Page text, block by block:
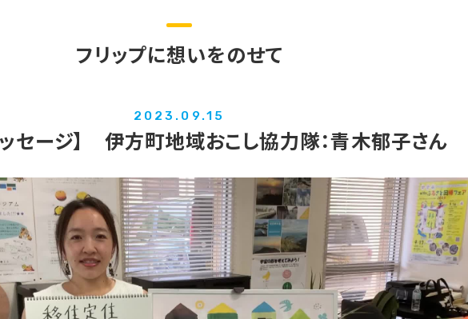
フリップに想いをのせて
2023.09.15
セージ】 伊方町地域おこし協力隊：青木郁子さん